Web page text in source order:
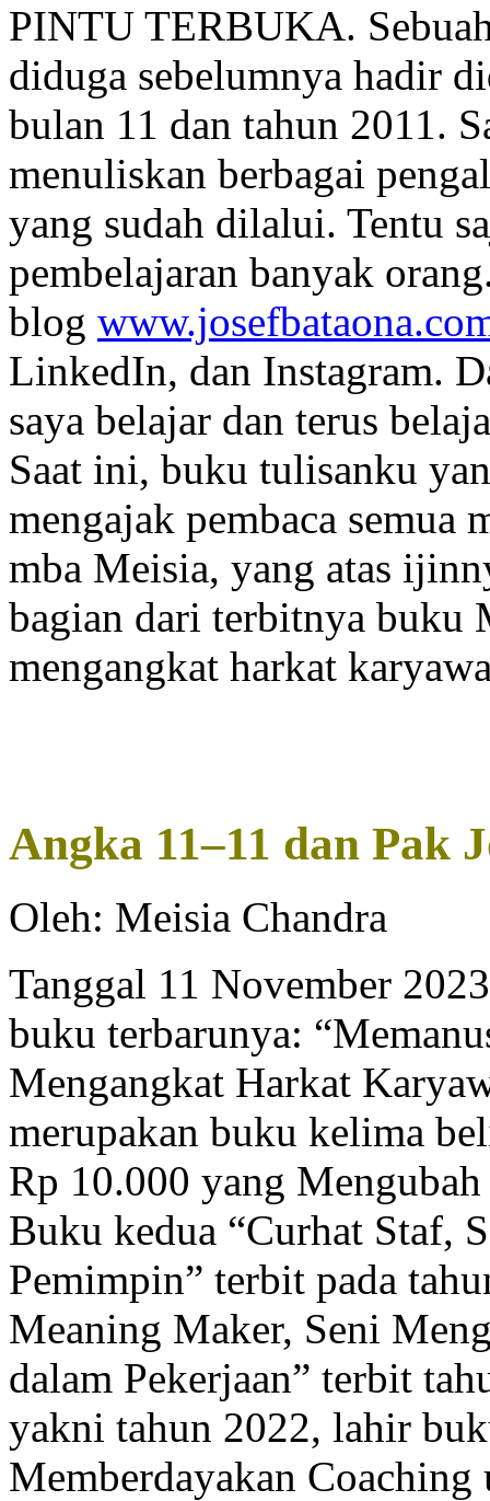
PINTU TERBUKA.
diduga sebelumnya hadir
bulan 11 dan tahun 2011.
menuliskan berbagai
yang sudah dilalui. Tentu
pembelajaran banyak
blog
LinkedIn, dan Instagram.
saya belajar dan terus
Saat ini, buku tulisanku
mengajak pembaca
mba Meisia, yang atas
bagian dari terbitnya buku
mengangkat harkat
Angka 11–11 dan Pak
Oleh: Meisia Chandra
Tanggal 11 November
buku terbarunya:
Mengangkat Harkat
merupakan buku kelima
Rp 10.000 yang
Buku kedua “Curhat Staf,
Pemimpin” terbit pada
Meaning Maker, Seni
dalam Pekerjaan” terbit
yakni tahun 2022, lahir
Memberdayakan